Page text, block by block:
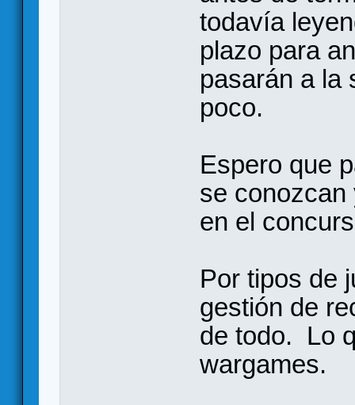
todavía
plazo para
pasarán a la
poco.
Espero que
se conozcan
en el
Por tipos de
gestión de
de todo. Lo
wargames.